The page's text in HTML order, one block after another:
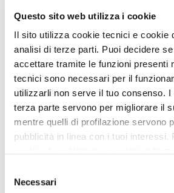
Questo sito web utilizza i cookie
Il sito utilizza cookie tecnici e cookie
analisi di terze parti. Puoi decidere
accettare tramite le funzioni presenti
tecnici sono necessari per il
utilizzarli non serve il tuo consenso.
terza parte servono per migliorare il
mentre quelli di profilazione servono
pubblicità in linea con i tuoi interessi.
senza accettare” verranno installati
delNecessari
Servizi Struttura
Trattamento Soggiorno
Descrizione
CIN IT050015C2VTNLBOPI
Nei Dintorni